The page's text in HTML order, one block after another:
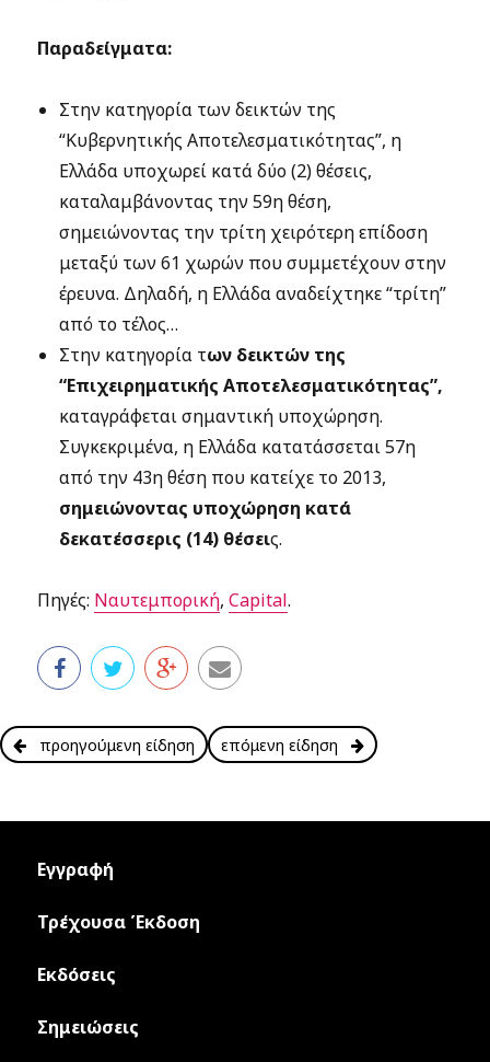
Παραδείγματα:
Στην κατηγορία των δεικτών της
“Κυβερνητικής Αποτελεσματικότητας”, η
Ελλάδα υποχωρεί κατά δύο (2) θέσεις,
καταλαμβάνοντας την 59η θέση,
σημειώνοντας την τρίτη χειρότερη επίδοση
μεταξύ των 61 χωρών που συμμετέχουν στην
έρευνα. Δηλαδή, η Ελλάδα αναδείχτηκε “τρίτη”
από το τέλος…
Στην κατηγορία των δεικτών της
“Επιχειρηματικής Αποτελεσματικότητας”,
καταγράφεται σημαντική υποχώρηση.
Συγκεκριμένα, η Ελλάδα κατατάσσεται 57η
από την 43η θέση που κατείχε το 2013,
σημειώνοντας υποχώρηση κατά
δεκατέσσερις (14) θέσεις.
Πηγές: Ναυτεμπορική,Capital.
προηγούμενη είδηση επόμενη είδηση
Εγγραφή
Τρέχουσα Έκδοση
Εκδόσεις
Σημειώσεις